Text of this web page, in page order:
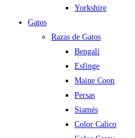
Yorkshire
Gatos
Razas de Gatos
Bengalí
Esfinge
Maine Coon
Persas
Siamés
Color Calico